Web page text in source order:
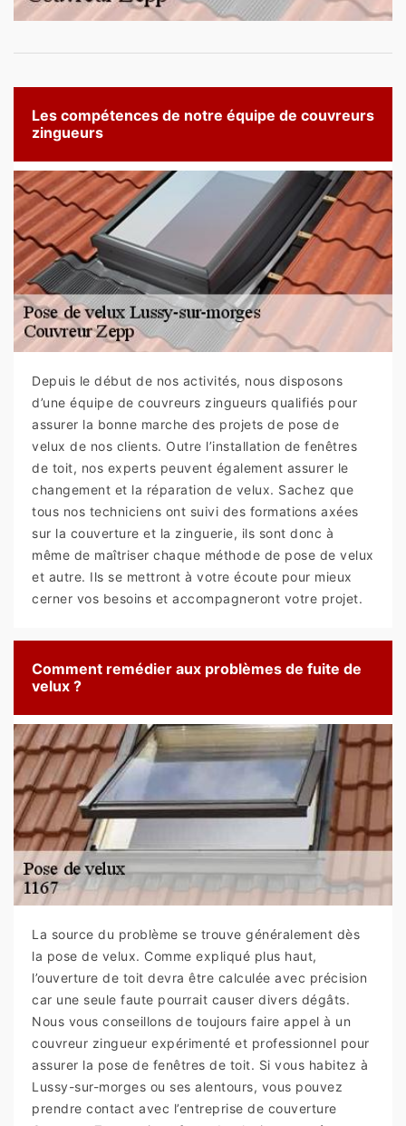
Les compétences de notre équipe de couvreurs
zingueurs
Depuis le début de nos activités, nous disposons
d’une équipe de couvreurs zingueurs qualifiés pour
assurer la bonne marche des projets de pose de
velux de nos clients. Outre l’installation de fenêtres
de toit, nos experts peuvent également assurer le
changement et la réparation de velux. Sachez que
tous nos techniciens ont suivi des formations axées
sur la couverture et la zinguerie, ils sont donc à
même de maîtriser chaque méthode de pose de velux
et autre. Ils se mettront à votre écoute pour mieux
cerner vos besoins et accompagneront votre projet.
Comment remédier aux problèmes de fuite de
velux ?
La source du problème se trouve généralement dès
la pose de velux. Comme expliqué plus haut,
l’ouverture de toit devra être calculée avec précision
car une seule faute pourrait causer divers dégâts.
Nous vous conseillons de toujours faire appel à un
couvreur zingueur expérimenté et professionnel pour
assurer la pose de fenêtres de toit. Si vous habitez à
Lussy-sur-morges ou ses alentours, vous pouvez
prendre contact avec l’entreprise de couverture